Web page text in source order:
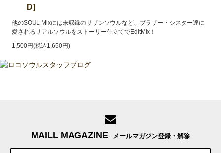
D]
他のSOUL Mixには未収録のサザンソウルなど、ブラザー・シスター達に
愛されるリアルソウルをストーリー仕立てでEditMix！
1,500円(税込1,650円)
MAILL MAGAZINE メールマガジン登録・解除